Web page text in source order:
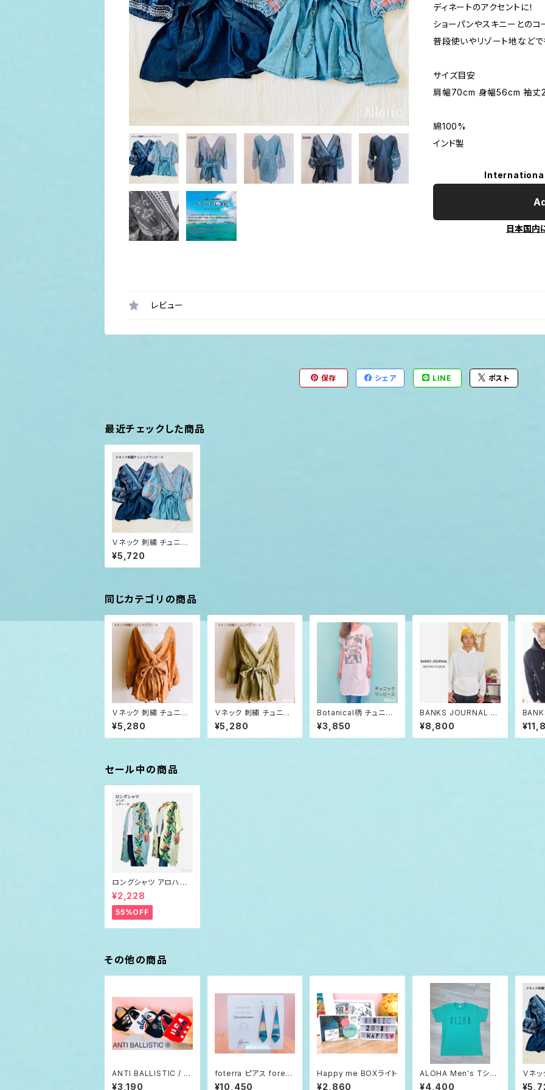
ディネートのアクセントに！
ショーパンやスキニーとのコ
普段使いやリゾート地などで
サイズ目安
肩幅70cm 身幅56cm 袖
綿100%
インド製
日本国内
レビュー
保存 シェア LINE ポスト
最近チェックした商品
Ｖネック 刺繍 チュニッ
ク ワンピース
¥5,720
同じカテゴリの商品
Ｖネック 刺繍 チュニッ
ク ワンピース モカ Mo
cha
¥5,280
Ｖネック 刺繍 チュニッ
ク ワンピース カーキ k
haki
¥5,280
Botanical柄 チュニッ
クT/オートミール
¥3,850
BANKS JOURNAL プ
ルオーバーパーカー パ
イル生地 バンクス ジャ
ーナル オーガニック
¥8,800
CK バ
ル オー
セール中の商品
ロングシャツ アロハテ
イスト ネイティブ柄 メ
ンズ レディース
¥2,228
55%OFF
その他の商品
ANTI BALLISTIC / ア
ンティバルリスティック
¥3,190
foterra ピアス forev
ermore L
¥10,450
Happy me BOXライト
¥2,860
ALOHA Men's Tシャ
ツ ミントグリーン S/M/
¥4,400
Ｖネ
ク ワ